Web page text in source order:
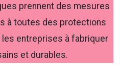
prennent des mesures
à toutes des protections
entreprises à fabriquer
et durables.